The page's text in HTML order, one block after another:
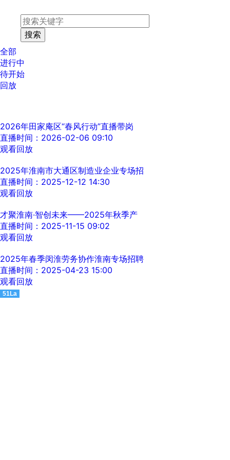
全部
进行中
待开始
回放
2026年田家庵区“春风行动”直播带岗
直播时间：2026-02-06 09:10
观看回放
2025年淮南市大通区制造业企业专场招
直播时间：2025-12-12 14:30
观看回放
才聚淮南·智创未来——2025年秋季产
直播时间：2025-11-15 09:02
观看回放
2025年春季闵淮劳务协作淮南专场招聘
直播时间：2025-04-23 15:00
观看回放
51La